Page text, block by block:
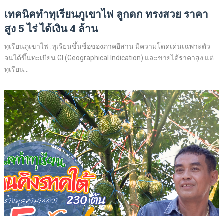
เทคนิคทำทุเรียนภูเขาไฟ ลูกดก ทรงสวย ราคา
สูง 5 ไร่ ได้เงิน 4 ล้าน
ทุเรียนภูเขาไฟ :ทุเรียนขึ้นชื่อของภาคอีสาน มีความโดดเด่นเฉพาะตัว
จนได้ขึ้นทะเบียน GI (Geographical Indication) และขายได้ราคาสูง แต่
ทุเรียน...